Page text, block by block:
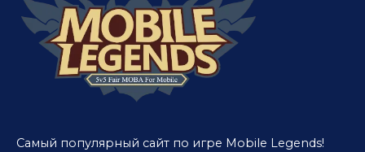
Самый популярный сайт по игре Mobile Legends!